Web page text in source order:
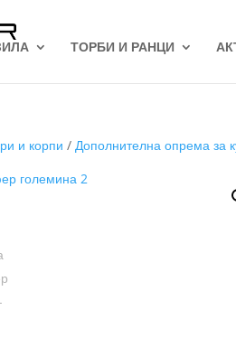
ТОРБИ И РАНЦИ
и корпи /Дополнителна опрема за